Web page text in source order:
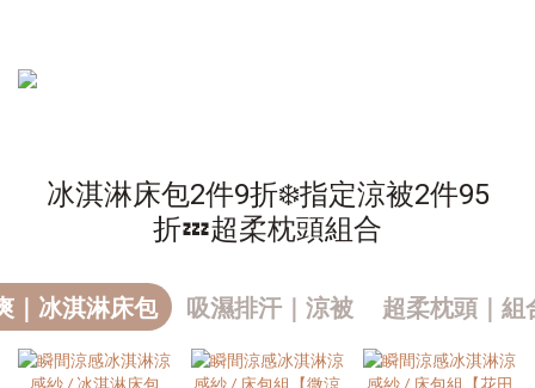
冰淇淋床包2件9折❄️指定涼被2件95
折💤超柔枕頭組合
｜冰淇淋床包 吸濕排汗｜涼被 超柔枕頭｜組